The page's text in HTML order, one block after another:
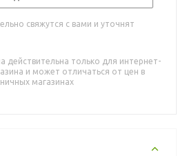
свяжутся с вами и уточнят
действительна только для интернет-
и может отличаться от цен в
магазинах